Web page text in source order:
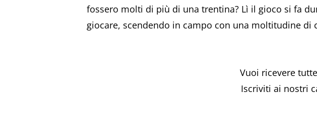
fossero molti di più di una trentina? Lì il gioco si fa
giocare, scendendo in campo con una moltitudine di
Vuoi ricevere
Iscriviti ai nostri